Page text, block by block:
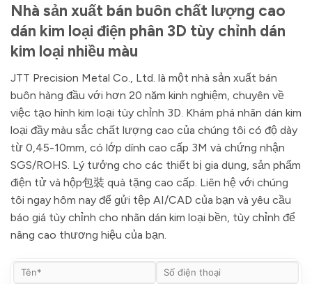
Nhà sản xuất bán buôn chất lượng cao
dán kim loại điện phân 3D tùy chỉnh dán
kim loại nhiều màu
JTT Precision Metal Co., Ltd. là một nhà sản xuất bán
buôn hàng đầu với hơn 20 năm kinh nghiệm, chuyên về
việc tạo hình kim loại tùy chỉnh 3D. Khám phá nhãn dán kim
loại đầy màu sắc chất lượng cao của chúng tôi có độ dày
từ 0,45-10mm, có lớp dính cao cấp 3M và chứng nhận
SGS/ROHS. Lý tưởng cho các thiết bị gia dụng, sản phẩm
điện tử và hộp包裝 quà tặng cao cấp. Liên hệ với chúng
tôi ngay hôm nay để gửi tệp AI/CAD của bạn và yêu cầu
báo giá tùy chỉnh cho nhãn dán kim loại bền, tùy chỉnh để
nâng cao thương hiệu của bạn.